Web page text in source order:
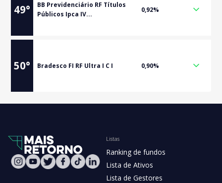
49°
BB Previdenciário RF Títulos
Públicos Ipca IV...
0,92%
50° Bradesco FI RF Ultra I C I 0,90%
Listas
Ranking de fundos
Lista de Ativos
Lista de Gestores